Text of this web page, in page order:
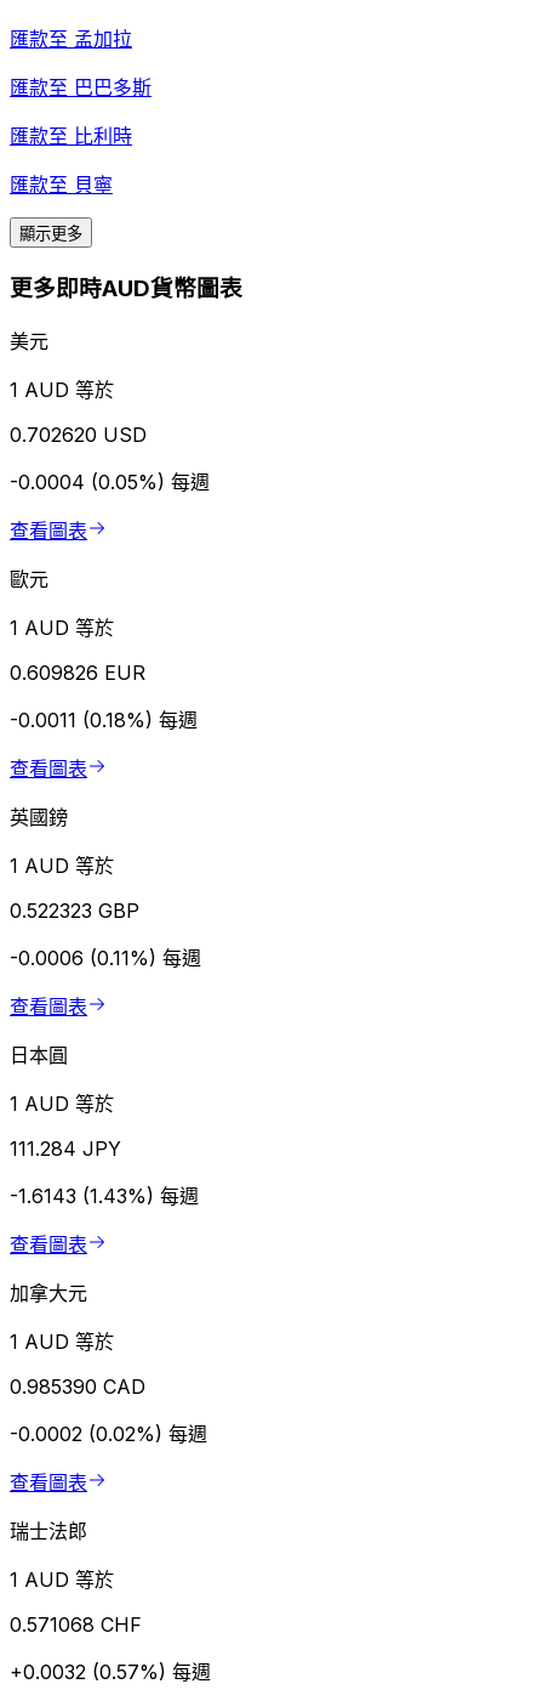
匯款至 孟加拉
匯款至 巴巴多斯
匯款至 比利時
匯款至 貝寧
顯示更多
更多即時AUD貨幣圖表
美元
1 AUD 等於
0.702620 USD
-0.0004 (0.05%) 每週
查看圖表
歐元
1 AUD 等於
0.609826 EUR
-0.0011 (0.18%) 每週
查看圖表
英國鎊
1 AUD 等於
0.522323 GBP
-0.0006 (0.11%) 每週
查看圖表
日本圓
1 AUD 等於
111.284 JPY
-1.6143 (1.43%) 每週
查看圖表
加拿大元
1 AUD 等於
0.985390 CAD
-0.0002 (0.02%) 每週
查看圖表
瑞士法郎
1 AUD 等於
0.571068 CHF
+0.0032 (0.57%) 每週